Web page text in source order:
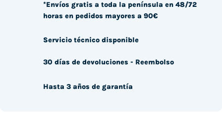
*Envíos gratis a toda la península en 48/72
horas en pedidos mayores a 90€
Servicio técnico disponible
30 días de devoluciones - Reembolso
Hasta 3 años de garantía